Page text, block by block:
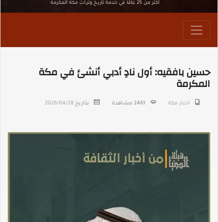
أكثر من 25 عامًا في خدمة تاريـخ وتراث مكة المكرمة
حسين بافقيه: أول نادٍ أدبي أنشئ في مكة
المكرمة
اخبار مكة 2461 مشاهدة بتاريخ 2026/04/28